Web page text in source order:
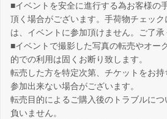
■イベントを安全に進行する為お客様の
頂く場合がございます。手荷物チェッ
は、イベントに参加頂けません。ご了承
■イベントで撮影した写真の転売やオー
的での利用は固くお断り致します。
転売した方を特定次第、チケットをお
参加出来ない場合がございます。
転売目的によるご購入後のトラブルに
負いません。